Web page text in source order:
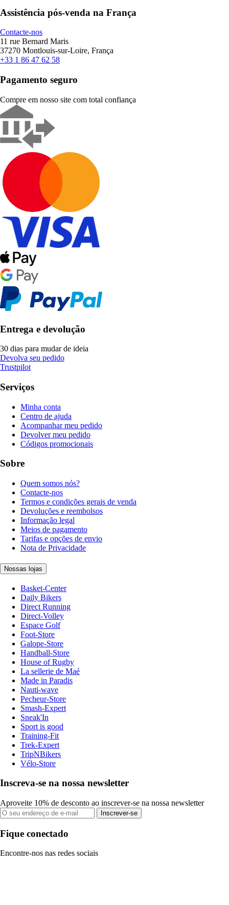
Assistência pós-venda na França
Contacte-nos
11 rue Bernard Maris
37270 Montlouis-sur-Loire, França
+33 1 86 47 62 58
Pagamento seguro
Compre em nosso site com total confiança
Entrega e devolução
30 dias para mudar de ideia
Devolva seu pedido
Trustpilot
Serviços
Minha conta
Centro de ajuda
Acompanhar meu pedido
Devolver meu pedido
Códigos promocionais
Sobre
Quem somos nós?
Contacte-nos
Termos e condições gerais de venda
Devoluções e reembolsos
Informação legal
Meios de pagamento
Tarifas e opções de envio
Nota de Privacidade
Nossas lojas
Basket-Center
Daily Bikers
Direct Running
Direct-Volley
Espace Golf
Foot-Store
Galope-Store
Handball-Store
House of Rugby
La sellerie de Maé
Made in Paradis
Nauti-wave
Pecheur-Store
Smash-Expert
Sneak'In
Sport is good
Training-Fit
Trek-Expert
TripNBikers
Vélo-Store
Inscreva-se na nossa newsletter
Aproveite 10% de desconto ao inscrever-se na nossa newsletter
Inscrever-se
Fique conectado
Encontre-nos nas redes sociais